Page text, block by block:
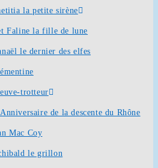
la petite sirène
Faline la fille de lune
le dernier des elfes
trotteur
de la descente du Rhône
Mac Coy
le grillon